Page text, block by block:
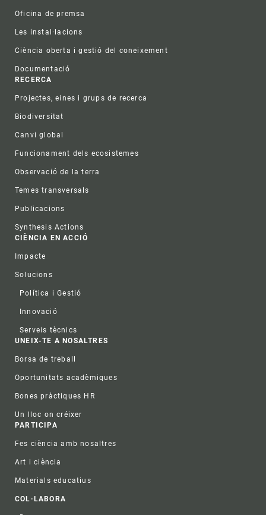
Oficina de premsa
Les instal·lacions
Ciència oberta i gestió del coneixement
Documentació
RECERCA
Projectes, eines i grups de recerca
Biodiversitat
Canvi global
Funcionament dels ecosistemes
Observació de la terra
Temes transversals
Publicacions
Synthesis Actions
CIÈNCIA EN ACCIÓ
Impacte
Solucions
Política i Gestió
Innovació
Serveis tècnics
UNEIX-TE A NOSALTRES
Borsa de treball
Oportunitats acadèmiques
Bones pràctiques HR
Un lloc on créixer
PARTICIPA
Fes ciència amb nosaltres
Art i ciència
Materials educatius
COL·LABORA